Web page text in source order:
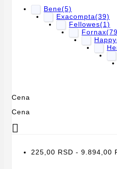
Bene(5)
Exacompta(39)
Fellowes(1)
Fornax
Happy
Cena
Cena

225,00 RSD - 9.894,00